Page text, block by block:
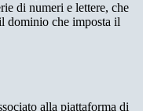
di numeri e lettere, che
dominio che imposta il
alla piattaforma di